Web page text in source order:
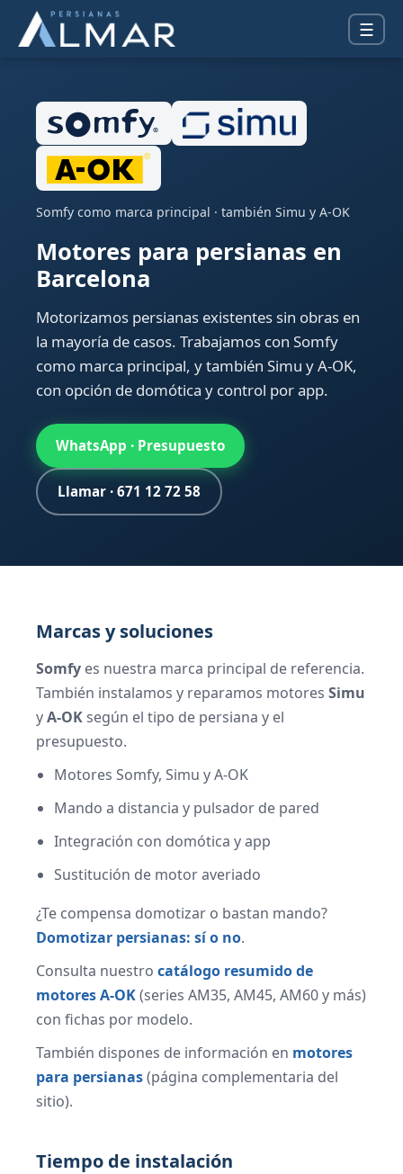
☰
Somfy como marca principal · también Simu y A-OK
Motores para persianas en
Barcelona
Motorizamos persianas existentes sin obras en
la mayoría de casos. Trabajamos con Somfy
como marca principal, y también Simu y A-OK,
con opción de domótica y control por app.
WhatsApp · Presupuesto
Llamar · 671 12 72 58
Marcas y soluciones
Somfy es nuestra marca principal de referencia.
También instalamos y reparamos motores Simu
yA-OKsegún el tipo de persiana y el
presupuesto.
Motores Somfy, Simu y A-OK
Mando a distancia y pulsador de pared
Integración con domótica y app
Sustitución de motor averiado
¿Te compensa domotizar o bastan mando?
Domotizar persianas: sí o no.
Consulta nuestro catálogo resumido de
motores A-OK(series AM35, AM45, AM60 y más)
con fichas por modelo.
También dispones de información en motores
para persianas(página complementaria del
sitio).
Tiempo de instalación